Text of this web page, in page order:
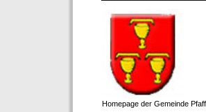
Homepage der Gemeinde